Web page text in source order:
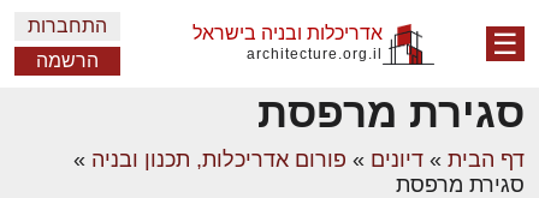
☰ אדריכלות ובניה בישראל
architecture.org.il
התחברות
הרשמה
סגירת מרפסת
דף הבית » דיונים » פורום אדריכלות, תכנון ובניה »
סגירת מרפסת